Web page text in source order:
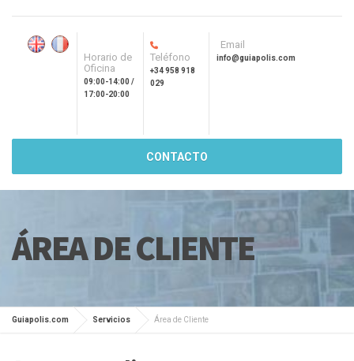
Horario de
Oficina
09:00-14:00 /
17:00-20:00
Teléfono
+34 958 918
029
Email
info@guiapolis.com
CONTACTO
ÁREA DE CLIENTE
Guiapolis.com Servicios Área de Cliente